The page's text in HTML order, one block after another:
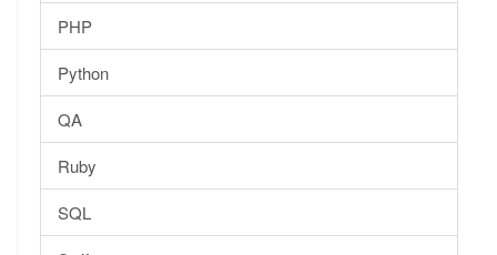
PHP
Python
QA
Ruby
SQL